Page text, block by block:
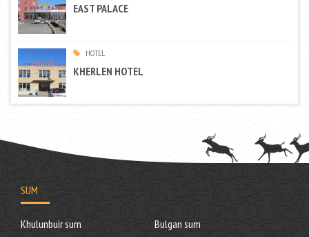
EAST PALACE
HOTEL
KHERLEN HOTEL
SUM
Khulunbuir sum
Bulgan sum